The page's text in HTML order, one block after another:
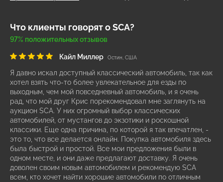
Что клиенты говорят о SCA?
97% положительных отзывов
Кайл Миллер Остин, США
Я давно искал доступный классический автомобиль, так как
хотел взять что-то более увлекательное для езды по
выходным, чем мой повседневный автомобиль, и я очень
рад, что мой друг Крис порекомендовал мне заглянуть на
аукцион SCA. У них огромный выбор классических
автомобилей, от мустангов до экзотики и роскошной
классики. Еще одна причина, по которой я так впечатлен, -
это то, что все делается онлайн. Покупка автомобиля здесь
была быстрой и простой. Все мои предложения были в
одном месте, и они даже предлагают доставку. Я очень
доволен своим новым автомобилем и рекомендую SCA
всем, кто хочет найти хорошие автомобили по отличным